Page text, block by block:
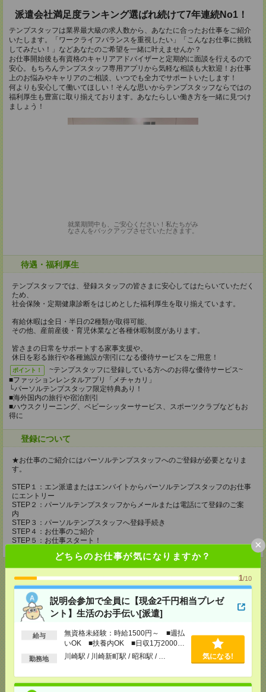
どちらのお仕事が気になりますか？
1/10
説明会参加で全員に【現金2千円相当プレゼ
ント】生活のお手伝い[派遣]
給与
無資格未経験：時給1500円～ ■週払
いOK ■扶養内OK ■日収1万2000円
以上
勤務地 川崎駅 / 川崎新町駅 / 昭和駅 / … 気になる!
×
派遣会社満足度ランキング選ばれ続けて7年連続No1！
テンプスタッフは業界最大級の求人数から、あなたに合ったお仕事をご紹介
いたします。「ワークライフバランスを重視したい」「こんなお仕事に挑戦
してみたい！」などあなたのご希望を一緒に叶えませんか？
お仕事開始後も有資格のキャリアアドバイザーと定期的に面談を行えるので
安心。もちろんテンプスタッフ専用アプリから気軽な相談も大歓迎！お仕事
上のお悩みやキャリアのご相談、いつでも全力でサポートいたします！
何よりも安心して働いてほしい！そんな思いからテンプスタッフならではの
福利厚生も豊富に取り揃えております。あなたらしい働き方を一緒に見つけ
ましょう！
就業期間中も、ご安心ください！私たちがみ
なさんをバックアップさせていただきます。
待遇・福利厚生
テンプスタッフでは、登録スタッフの皆さまに安心してはたらいていただく
ため、
社会保険・定期健康診断をはじめとした福利厚生を取り揃えています。
有給休暇は全日・半日の2種類が取得可能、
その他、産前産後・育児休業など各種休暇制度があります。
皆さまの日常をサポートする家事支援や、
休日を彩る旅行や各種施設が割引になる優待サービスをご用意！
ポイント！
~テンプスタッフに登録している方へのお得な優待サービス~
■ファッションレンタルアプリ「メチャカリ」
└パーソルテンプスタッフ限定特典あり！
■海外国内の旅行や宿泊割引
■ハウスクリーニング、ベビーシッターサービス、スポーツクラブなどもお
得に
登録について
★お仕事のご紹介にはパーソルテンプスタッフへのご登録が必要となりま
す。
STEP１：エン派遣またはエンバイトからパーソルテンプスタッフのお仕事
にエントリー
STEP２：パーソルテンプスタッフからメールまたは電話にて登録のご案
内
STEP３：パーソルテンプスタッフへ登録手続き
STEP４：お仕事のご紹介
STEP５：お仕事スタート！
応募ページへ
気になる！
メールで送る LINEで送る